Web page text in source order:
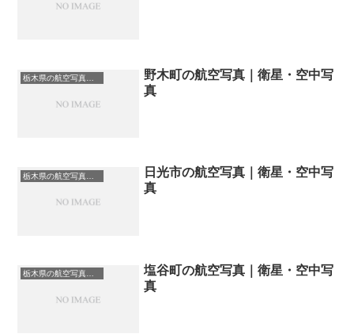
野木町の航空写真｜衛星・空中写
真
日光市の航空写真｜衛星・空中写
真
栃木県の航空写真・空中写真
塩谷町の航空写真｜衛星・空中写
真